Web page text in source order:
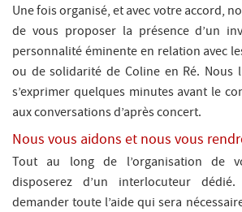
Une fois organisé, et avec votre accord,
de vous proposer la présence d’un
personnalité éminente en relation avec
ou de solidarité de Coline en Ré. Nous
s’exprimer quelques minutes avant le
aux conversations d’après concert.
Nous vous aidons et nous vous
Tout au long de l’organisation de
disposerez d’un interlocuteur
demander toute l’aide qui sera